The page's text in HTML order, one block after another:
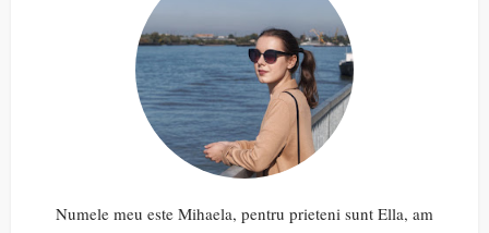
Numele meu este Mihaela, pentru prieteni sunt Ella, am